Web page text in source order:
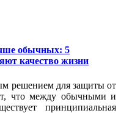
обычных: 5
качество жизни
решением для защиты от
что между обычными и
принципиальная